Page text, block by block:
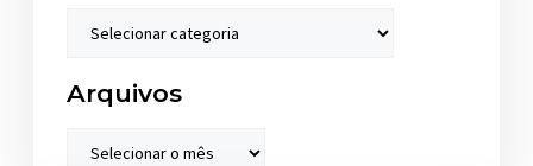
Arquivos